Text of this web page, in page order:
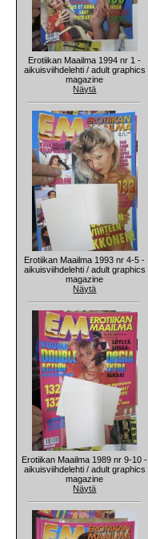
Erotiikan Maailma 1994 nr 1 -
aikuisviihdelehti / adult graphics
magazine
Näytä
Erotiikan Maailma 1993 nr 4-5 -
aikuisviihdelehti / adult graphics
magazine
Näytä
Erotiikan Maailma 1989 nr 9-10 -
aikuisviihdelehti / adult graphics
magazine
Näytä